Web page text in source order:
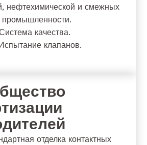
нефтехимической и смежных
промышленности.
качества.
клапанов.
отделка контактных